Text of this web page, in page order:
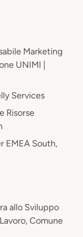
Marketing
UNIMI |
Services
Risorse
EMEA South,
allo Sviluppo
Comune